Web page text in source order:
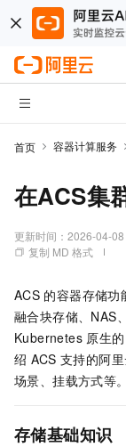
首页 容器计算服务
在ACS集
更新时间： 2026-04-
复制 MD 格式
ACS 的容器存储功
融合块存储、NAS
Kubernetes 原生的
绍 ACS 支持的阿
场景、挂载方式等。
存储基础知识